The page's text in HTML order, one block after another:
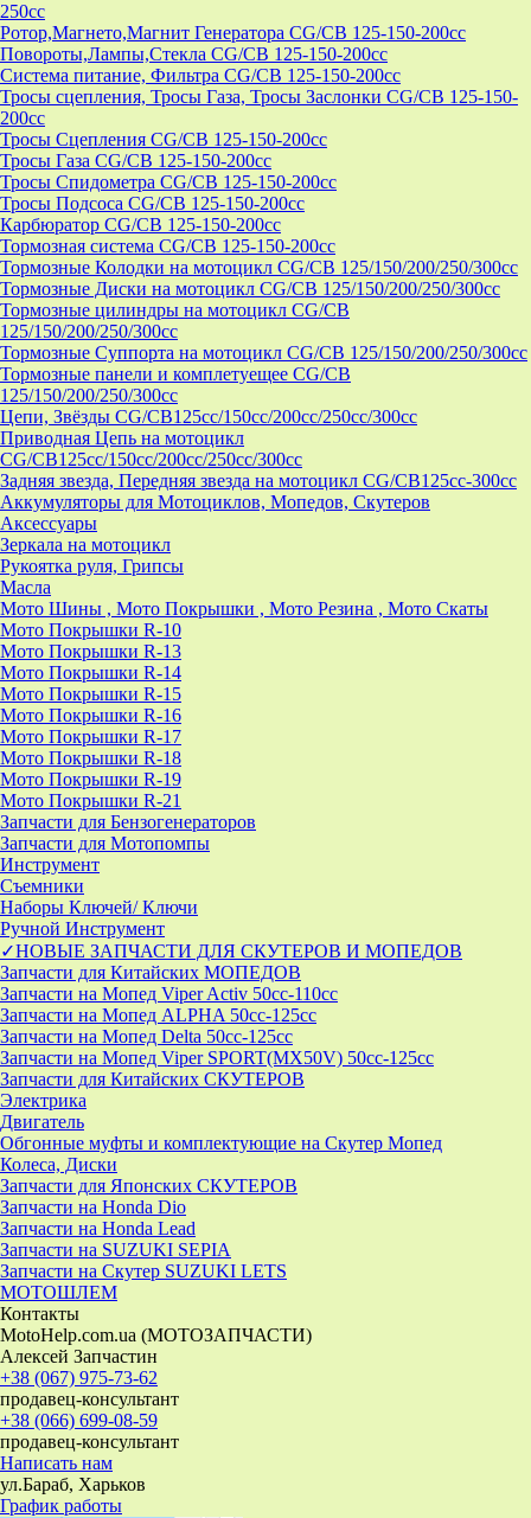
250cc
Ротор,Магнето,Магнит Генератора CG/CB 125-150-200cc
Повороты,Лампы,Стекла CG/CB 125-150-200cc
Система питание, Фильтра CG/CB 125-150-200cc
Тросы сцепления, Тросы Газа, Тросы Заслонки CG/CB 125-150-
200cc
Тросы Сцепления CG/CB 125-150-200cc
Тросы Газа CG/CB 125-150-200cc
Тросы Спидометра CG/CB 125-150-200cc
Тросы Подсоса CG/CB 125-150-200cc
Карбюратор CG/CB 125-150-200cc
Тормозная система CG/CB 125-150-200cc
Тормозные Колодки на мотоцикл CG/CB 125/150/200/250/300cc
Тормозные Диски на мотоцикл CG/CB 125/150/200/250/300cc
Тормозные цилиндры на мотоцикл CG/CB
125/150/200/250/300cc
Тормозные Суппорта на мотоцикл CG/CB 125/150/200/250/300cc
Тормозные панели и комплетуещее CG/CB
125/150/200/250/300cc
Цепи, Звёзды CG/CB125cc/150cc/200cc/250cc/300cc
Приводная Цепь на мотоцикл
CG/CB125cc/150cc/200cc/250cc/300cc
Задняя звезда, Передняя звезда на мотоцикл CG/CB125cc-300сс
Аккумуляторы для Мотоциклов, Мопедов, Скутеров
Аксессуары
Зеркала на мотоцикл
Рукоятка руля, Грипсы
Масла
Мото Шины , Мото Покрышки , Мото Резина , Мото Скаты
Мото Покрышки R-10
Мото Покрышки R-13
Мото Покрышки R-14
Мото Покрышки R-15
Мото Покрышки R-16
Мото Покрышки R-17
Мото Покрышки R-18
Мото Покрышки R-19
Мото Покрышки R-21
Запчасти для Бензогенераторов
Запчасти для Мотопомпы
Инструмент
Съемники
Наборы Ключей/ Ключи
Ручной Инструмент
✓НОВЫЕ ЗАПЧАСТИ ДЛЯ СКУТЕРОВ И МОПЕДОВ
Запчасти для Китайских МОПЕДОВ
Запчасти на Мопед Viper Activ 50cc-110cc
Запчасти на Мопед ALPHA 50cc-125cc
Запчасти на Мопед Delta 50cc-125cc
Запчасти на Мопед Viper SPORT(MX50V) 50cc-125cc
Запчасти для Китайских СКУТЕРОВ
Электрика
Двигатель
Обгонные муфты и комплектующие на Скутер Мопед
Колеса, Диски
Запчасти для Японских СКУТЕРОВ
Запчасти на Honda Dio
Запчасти на Honda Lead
Запчасти на SUZUKI SEPIA
Запчасти на Скутер SUZUKI LETS
МОТОШЛЕМ
Контакты
MotoHelp.com.ua (МОТОЗАПЧАСТИ)
Алексей Запчастин
+38 (067) 975-73-62
продавец-консультант
+38 (066) 699-08-59
продавец-консультант
Написать нам
ул.Бараб, Харьков
График работы